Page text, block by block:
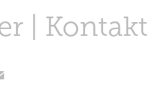
| Kontakt